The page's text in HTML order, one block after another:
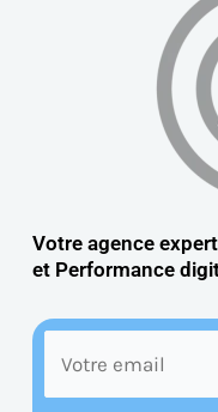
Votre agence
et Performance